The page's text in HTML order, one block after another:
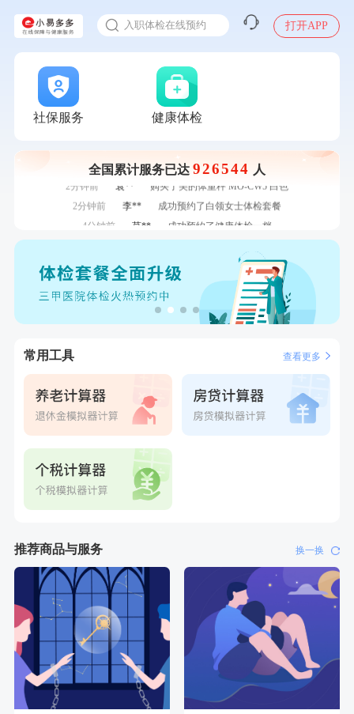
入职体检在线预约
打开APP
社保服务 健康体检
全国累计服务已达 926544 人
7分钟前 郑**
成功预约了脑血管系统套餐
刚刚
购买了宁安堡新疆无核红枣干150g*2
成功预约了精英体检套餐
成功预约了精英体检套餐
1分钟前
毛**
购买了联创雅斯奶锅DF-CP103M
2分钟前
李**
成功预约了白领女士体检套餐
4分钟前
莫**
成功预约了健康体检一档
4分钟前
王*
购买了公牛环球旅行转换器—L07
购买了五常稻花香2号大米
6分钟前
柯**
成功预约了关怀老人B套餐
7分钟前
郑**
成功预约了脑血管系统套餐
购买了美的1.5L电热水壶HJ1522
刚刚
购买了宁安堡新疆无核红枣干150g*2
常用工具 查看更多
推荐商品与服务 换一换